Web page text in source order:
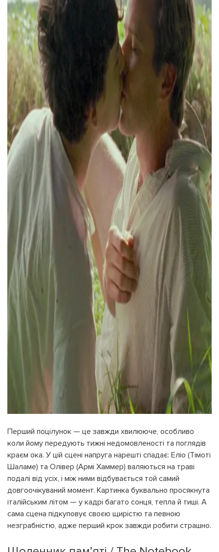
Перший поцілунок — це завжди хвилююче, особливо
коли йому передують тижні недомовленості та поглядів
краєм ока. У цій сцені напруга нарешті спадає: Еліо (Тімоті
Шаламе) та Олівер (Армі Хаммер) валяються на траві
подалі від усіх, і між ними відбувається той самий
довгоочікуваний момент. Картинка буквально просякнута
італійським літом — у кадрі багато сонця, тепла й тиші. А
сама сцена підкуповує своєю щирістю та певною
незграбністю, адже перший крок завжди робити страшно.